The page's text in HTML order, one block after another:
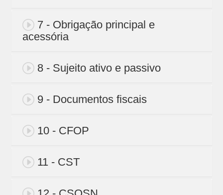
7 - Obrigação principal e
acessória
8 - Sujeito ativo e passivo
9 - Documentos fiscais
10 - CFOP
11 - CST